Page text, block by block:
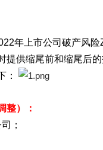
年上市公司破产风
提供缩尾前和缩尾后的
：
整）：
；